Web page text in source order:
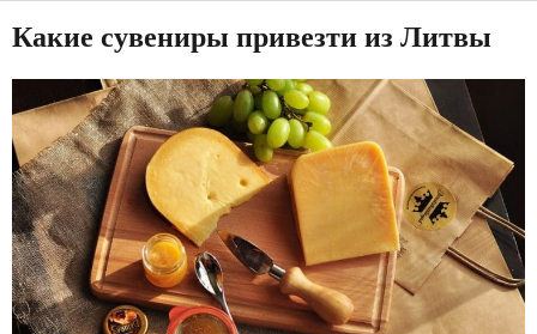
Какие сувениры привезти из Литвы